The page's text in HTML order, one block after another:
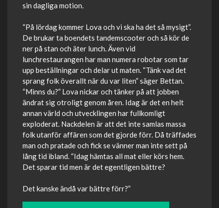
sin dagliga motion.
“På lördag kommer Lova och vi ska ha det så mysigt”.
De brukar ta boendets tandemscooter och så kör de
ner på stan och äter lunch. Även vid
lunchrestaurangen har man numera robotar som tar
upp beställningar och delar ut maten. “Tänk vad det
sprang folk överallt när du var liten” säger Bettan.
“Minns du?” Lova nickar och tänker på att jobben
ändrat sig otroligt genom åren. Idag är det en helt
annan värld och utvecklingen har fullkomligt
exploderat. Nackdelen är att det inte samlas massa
folk utanför affären som det gjorde förr. Då träffades
man och pratade och fick se vänner man inte sett på
lång tid ibland. “Idag hämtas all mat eller körs hem.
Det sparar tid men är det egentligen bättre?
Det kanske ändå var bättre förr?”